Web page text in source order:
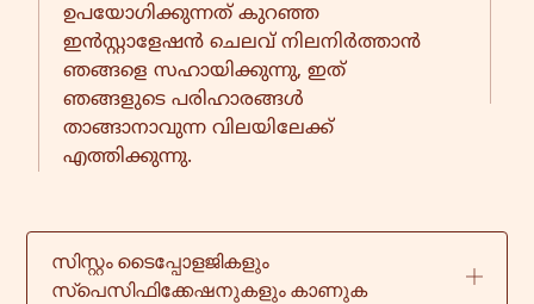
ഉപയോഗിക്കുന്നത് കുറഞ്ഞ
ഇൻസ്റ്റാളേഷൻ ചെലവ് നിലനിർത്താൻ
ഞങ്ങളെ സഹായിക്കുന്നു, ഇത്
ഞങ്ങളുടെ പരിഹാരങ്ങൾ
താങ്ങാനാവുന്ന വിലയിലേക്ക്
എത്തിക്കുന്നു.
സിസ്റ്റം ടൈപ്പോളജികളും
സ്പെസിഫിക്കേഷനുകളും കാണുക